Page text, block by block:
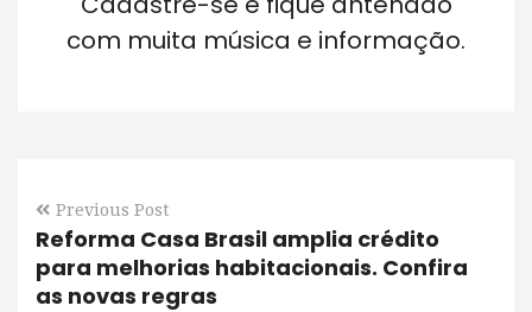
com muita música e informação.
Previous Post
Reforma Casa Brasil amplia crédito
para melhorias habitacionais. Confira
as novas regras